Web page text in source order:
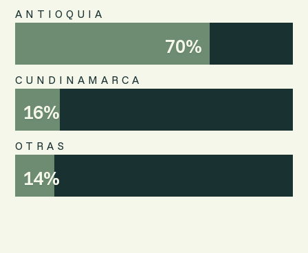
ANTIOQUIA
70%
70%
CUNDINAMARCA
16%
16%
OTRAS
14%
14%